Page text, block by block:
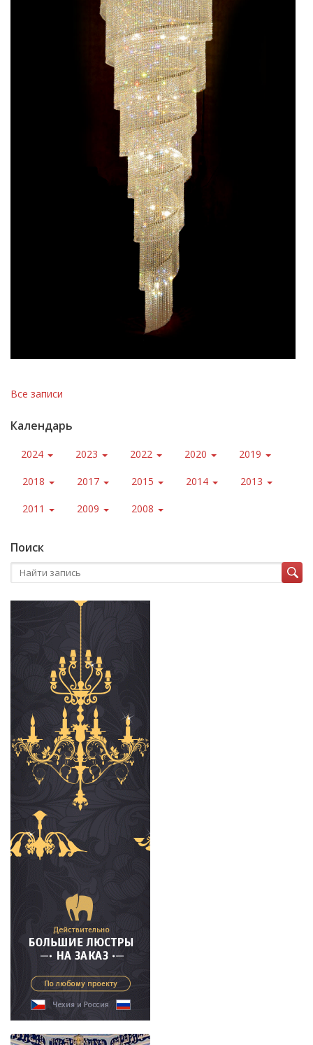
Все записи
Календарь
2024 2023 2022 2020 2019
2018 2017 2015 2014 2013
2011 2009 2008
Поиск